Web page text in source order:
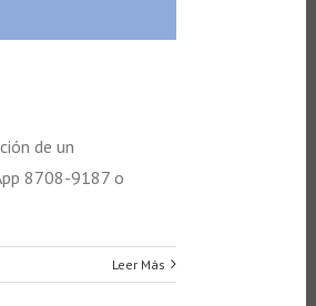
de un
8708-9187 o
Leer Más